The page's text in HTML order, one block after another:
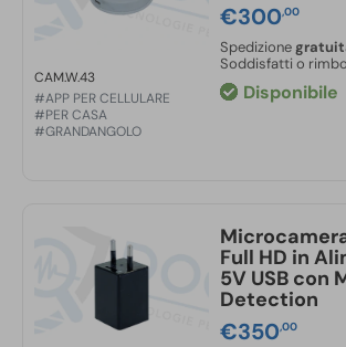
CAM.W.43
#APP PER CELLULARE
#PER CASA
#GRANDANGOLO
€300,00
Spedizione
Soddisfatti o
Disponibile
Full HD in
5V USB con
Detection
€350,00